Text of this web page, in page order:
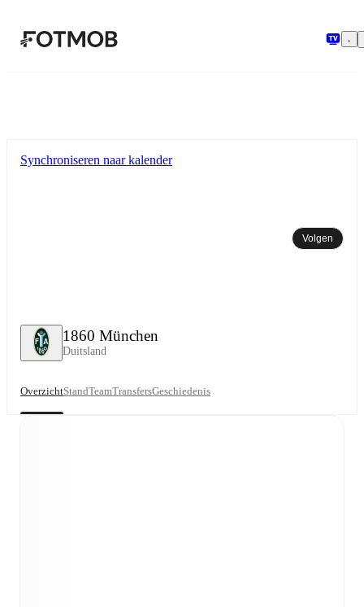
1860 München
Duitsland
Synchroniseren naar kalender
Volgen
OverzichtStandTeamTransfersGeschiedenis